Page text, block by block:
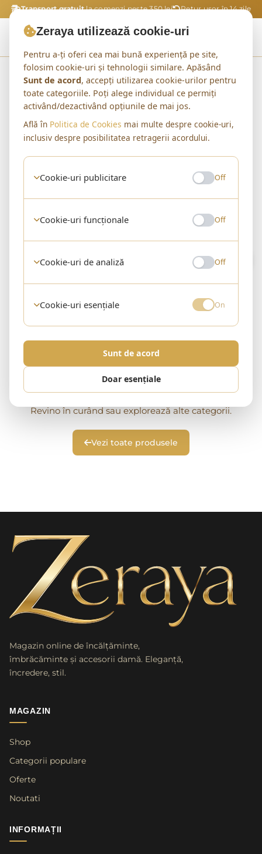
Transport gratuitla comenzi peste 350 lei Retur ușor în 14 zile
Acasă Shop Pantofi Sport cu Platforma
CATEGORIE
Pantofi Sport cu
Platforma
0 produse
Filtre
Sortare implicită
Niciun produs în această categorie
Revino în curând sau explorează alte categorii.
Vezi toate produsele
Magazin online de încălțăminte,
îmbrăcăminte și accesorii damă. Eleganță,
încredere, stil.
MAGAZIN
Shop
Categorii populare
Oferte
Noutati
INFORMAȚII
Zeraya utilizează cookie-uri
Pentru a-ți oferi cea mai bună experiență pe site,
folosim cookie-uri și tehnologii similare. Apăsând
Sunt de acord, accepți utilizarea cookie-urilor pentru
toate categoriile. Poți alege individual ce permiți
activând/dezactivând opțiunile de mai jos.
Află în Politica de Cookies mai multe despre cookie-uri,
inclusiv despre posibilitatea retragerii acordului.
Cookie-uri publicitare Off
Cookie-uri funcționale Off
Cookie-uri de analiză Off
Cookie-uri esențiale On
Doar esențiale
Sunt de acord